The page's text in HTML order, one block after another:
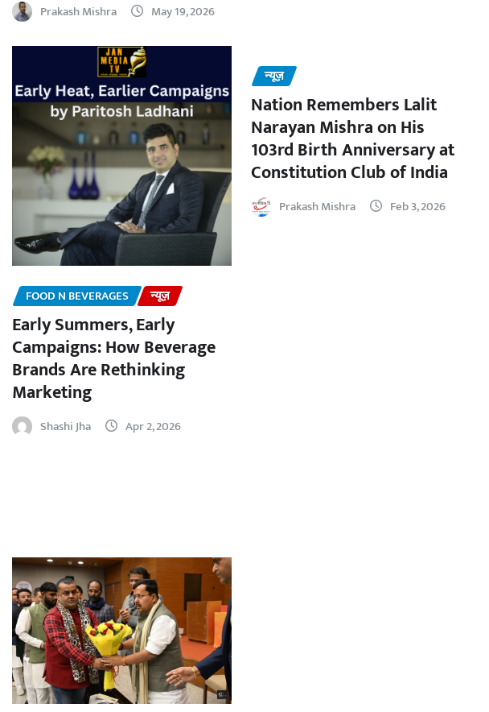
Prakash Mishra May 19, 2026
FOOD N BEVERAGES न्यूज़
Early Summers, Early
Campaigns: How Beverage
Brands Are Rethinking
Marketing
Shashi Jha Apr 2, 2026
न्यूज़
Nation Remembers Lalit
Narayan Mishra on His
103rd Birth Anniversary at
Constitution Club of India
Prakash Mishra Feb 3, 2026